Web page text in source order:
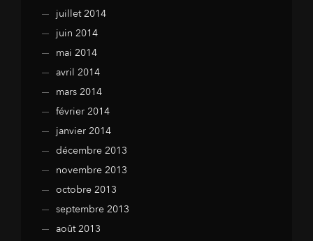
juillet 2014
juin 2014
mai 2014
avril 2014
mars 2014
février 2014
janvier 2014
décembre 2013
novembre 2013
octobre 2013
septembre 2013
août 2013